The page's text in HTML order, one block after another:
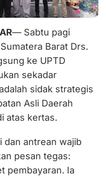
— Sabtu pagi
Barat Drs.
ke UPTD
sekadar
sidak strategis
Asli Daerah
atas kertas.
dan antrean wajib
pesan tegas:
pembayaran. Ia